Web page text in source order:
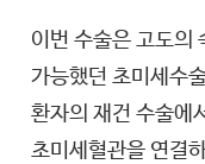
이번 수술은 고도의
가능했던 초미세수
환자의 재건 수술에
초미세혈관을 연결